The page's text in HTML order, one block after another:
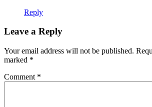
Reply
Leave a Reply
Your email address will not be published.
marked *
Comment *